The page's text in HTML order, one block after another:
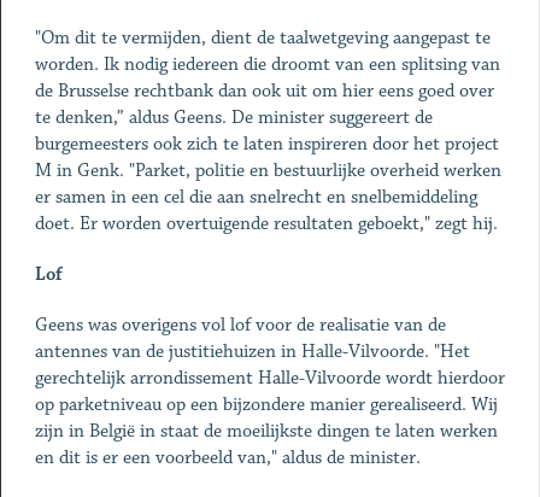
"Om dit te vermijden, dient de taalwetgeving aangepast te
worden. Ik nodig iedereen die droomt van een splitsing van
de Brusselse rechtbank dan ook uit om hier eens goed over
te denken,” aldus Geens. De minister suggereert de
burgemeesters ook zich te laten inspireren door het project
M in Genk. "Parket, politie en bestuurlijke overheid werken
er samen in een cel die aan snelrecht en snelbemiddeling
doet. Er worden overtuigende resultaten geboekt," zegt hij.
Lof
Geens was overigens vol lof voor de realisatie van de
antennes van de justitiehuizen in Halle-Vilvoorde. "Het
gerechtelijk arrondissement Halle-Vilvoorde wordt hierdoor
op parketniveau op een bijzondere manier gerealiseerd. Wij
zijn in België in staat de moeilijkste dingen te laten werken
en dit is er een voorbeeld van," aldus de minister.